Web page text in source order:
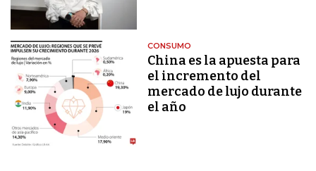
CONSUMO
China es la apuesta para
el incremento del
mercado de lujo durante
el año